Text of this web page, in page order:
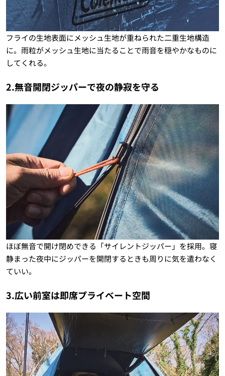
フライの生地表面にメッシュ生地が重ねられた二重生地構造
に。雨粒がメッシュ生地に当たることで雨音を穏やかなものに
してくれる。
2.無音開閉ジッパーで夜の静寂を守る
ほぼ無音で開け閉めできる「サイレントジッパー」を採用。寝
静まった夜中にジッパーを開閉するときも周りに気を遣わなく
ていい。
3.広い前室は即席プライベート空間